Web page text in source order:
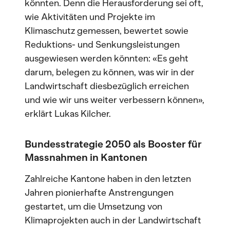
könnten. Denn die Herausforderung sei oft,
wie Aktivitäten und Projekte im
Klimaschutz gemessen, bewertet sowie
Reduktions- und Senkungsleistungen
ausgewiesen werden könnten: «Es geht
darum, belegen zu können, was wir in der
Landwirtschaft diesbezüglich erreichen
und wie wir uns weiter verbessern können»,
erklärt Lukas Kilcher.
Bundesstrategie 2050 als Booster für
Massnahmen in Kantonen
Zahlreiche Kantone haben in den letzten
Jahren pionierhafte Anstrengungen
gestartet, um die Umsetzung von
Klimaprojekten auch in der Landwirtschaft